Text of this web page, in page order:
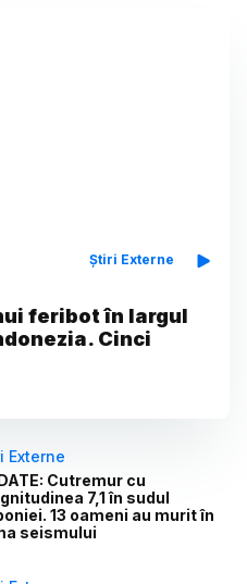
Știri Externe
feribot în largul
Cinci
Externe
Cutremur cu
7,1 în sudul
13 oameni au murit în
seismului